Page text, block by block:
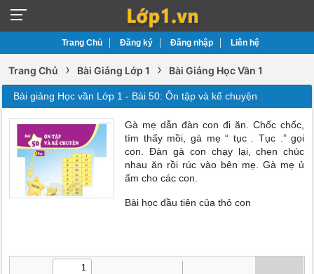
Trang Chủ Đăng ký Đăng nhập Liên hệ
Trang Chủ › Bài Giảng Lớp 1 › Bài Giảng Học Vần 1
Bài giảng Học vần Lớp 1 - Bài 50: Ôn tập và kể chuyện
Gà mẹ dẫn đàn con đi ăn. Chốc chốc,
tìm thấy mồi, gà mẹ “ tục . Tục .” gọi
con. Đàn gà con chạy lại, chen chúc
nhau ăn rồi rúc vào bên mẹ. Gà mẹ ủ
ấm cho các con.
Bài học đầu tiên của thỏ con